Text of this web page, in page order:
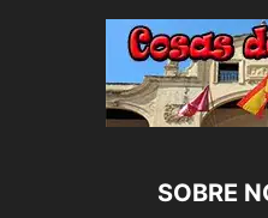
SOBRE